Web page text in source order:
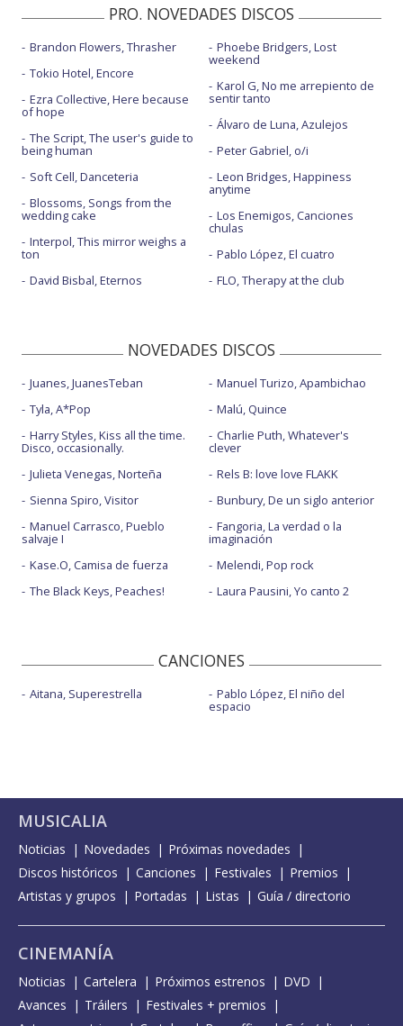
PRO. NOVEDADES DISCOS
Brandon Flowers, Thrasher
Tokio Hotel, Encore
Ezra Collective, Here because
of hope
The Script, The user's guide to
being human
Soft Cell, Danceteria
Blossoms, Songs from the
wedding cake
Interpol, This mirror weighs a
ton
David Bisbal, Eternos
Phoebe Bridgers, Lost
weekend
Karol G, No me arrepiento de
sentir tanto
Álvaro de Luna, Azulejos
Peter Gabriel, o/i
Leon Bridges, Happiness
anytime
Los Enemigos, Canciones
chulas
Pablo López, El cuatro
FLO, Therapy at the club
NOVEDADES DISCOS
Juanes, JuanesTeban
Tyla, A*Pop
Harry Styles, Kiss all the time.
Disco, occasionally.
Julieta Venegas, Norteña
Sienna Spiro, Visitor
Manuel Carrasco, Pueblo
salvaje I
Kase.O, Camisa de fuerza
The Black Keys, Peaches!
Manuel Turizo, Apambichao
Malú, Quince
Charlie Puth, Whatever's
clever
Rels B: love love FLAKK
Bunbury, De un siglo anterior
Fangoria, La verdad o la
imaginación
Melendi, Pop rock
Laura Pausini, Yo canto 2
CANCIONES
Aitana, Superestrella Pablo López, El niño del
espacio
MUSICALIA
Noticias Novedades
Próximas novedades
Discos históricos
Canciones Festivales
Premios
Artistas y grupos
Portadas Listas Guía / directorio
CINEMANÍA
Noticias Cartelera Próximos estrenos
DVD
Avances
Tráilers
Festivales + premios